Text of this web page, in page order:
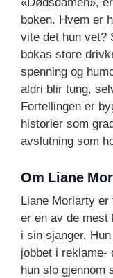
boken. Hvem er
vite det hun vet?
bokas store
spenning og
aldri blir tung,
Fortellingen er
historier som
avslutning som
Om Liane
Liane Moriarty
er en av de mest
i sin sjanger.
jobbet i reklame-
hun slo gjennom